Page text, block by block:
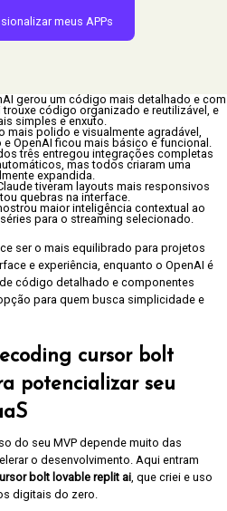
meus APPs
gerou um código mais detalhado e com
código organizado e reutilizável, e
simples e enxuto.
mais polido e visualmente agradável,
OpenAI ficou mais básico e funcional.
três entregou integrações completas
mas todos criaram uma
expandida.
tiveram layouts mais responsivos
quebras na interface.
maior inteligência contextual ao
para o streaming selecionado.
ser o mais equilibrado para projetos
e experiência, enquanto o OpenAI é
código detalhado e componentes
para quem busca simplicidade e
cursor bolt
potencializar seu
do seu MVP depende muito das
o desenvolvimento. Aqui entram
bolt lovable replit ai, que criei e uso
digitais do zero.